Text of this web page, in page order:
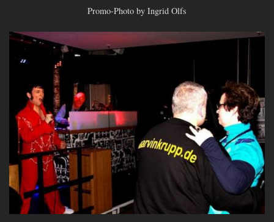
Promo-Photo by Ingrid Olfs